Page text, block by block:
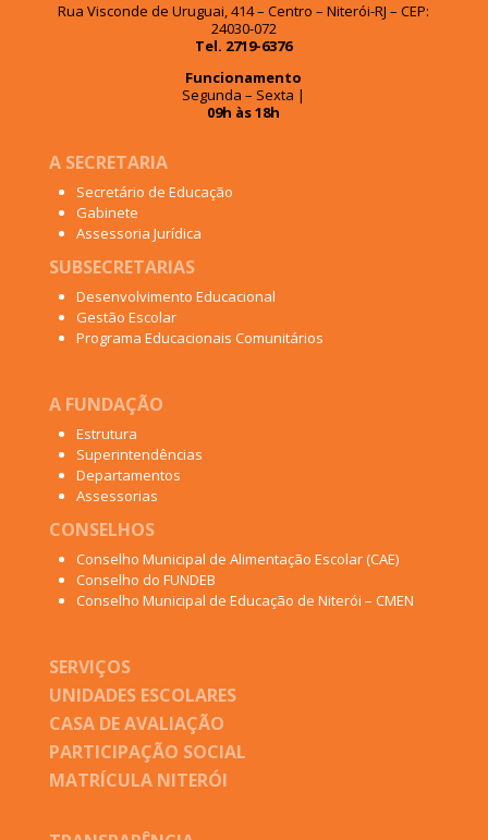
Rua Visconde de Uruguai, 414 – Centro – Niterói-RJ – CEP:
24030-072
Tel. 2719-6376
Funcionamento
Segunda – Sexta |
09h às 18h
A SECRETARIA
Secretário de Educação
Gabinete
Assessoria Jurídica
SUBSECRETARIAS
Desenvolvimento Educacional
Gestão Escolar
Programa Educacionais Comunitários
A FUNDAÇÃO
Estrutura
Superintendências
Departamentos
Assessorias
CONSELHOS
Conselho Municipal de Alimentação Escolar (CAE)
Conselho do FUNDEB
Conselho Municipal de Educação de Niterói – CMEN
SERVIÇOS
UNIDADES ESCOLARES
CASA DE AVALIAÇÃO
PARTICIPAÇÃO SOCIAL
MATRÍCULA NITERÓI